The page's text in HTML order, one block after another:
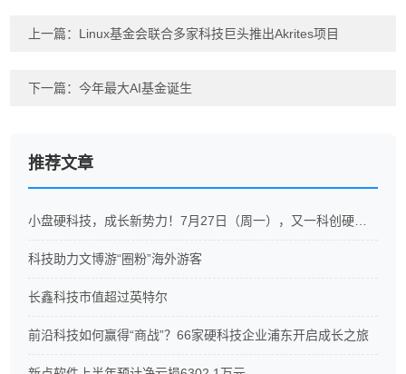
上一篇： Linux基金会联合多家科技巨头推出Akrites项目
下一篇： 今年最大AI基金诞生
推荐文章
科技助力文博游“圈粉”海外游客
长鑫科技市值超过英特尔
前沿科技如何赢得“商战”？66家硬科技企业浦东开启成长之旅